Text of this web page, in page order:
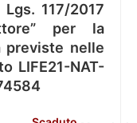
117/2017
per la
previste nelle
LIFE21-NAT-